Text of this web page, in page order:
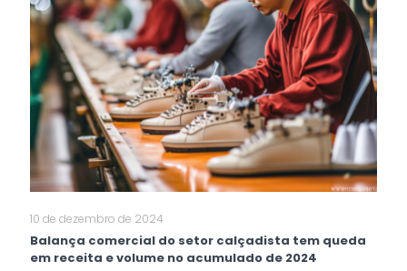
10 de dezembro de 2024
Balança comercial do setor calçadista tem queda
em receita e volume no acumulado de 2024